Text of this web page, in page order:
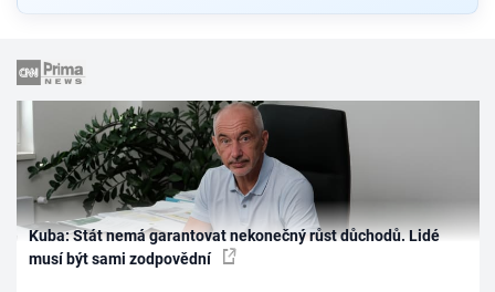
Kuba: Stát nemá garantovat nekonečný růst důchodů. Lidé
musí být sami zodpovědní